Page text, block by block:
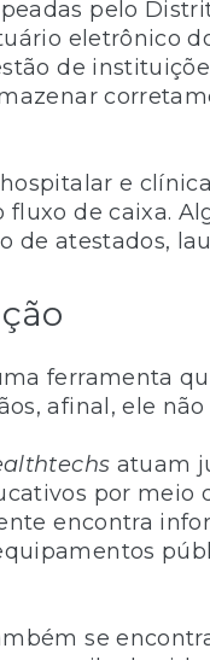
pelo
eletrônico
de
e
de caixa.
de atestados,
ferramenta
afinal, ele
atuam
por meio
encontra
se